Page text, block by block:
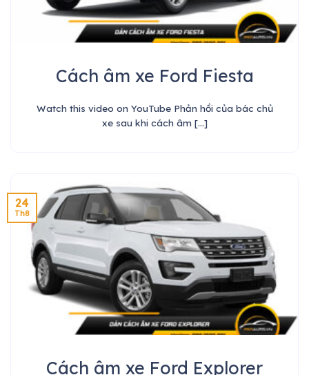
Cách âm xe Ford Fiesta
Watch this video on YouTube Phản hồi của bác chủ
xe sau khi cách âm [...]
Cách âm xe Ford Explorer
24
Th8